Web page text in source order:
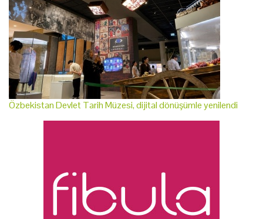
Özbekistan Devlet Tarih Müzesi, dijital dönüşümle yenilendi